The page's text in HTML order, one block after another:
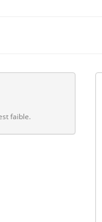
faible.